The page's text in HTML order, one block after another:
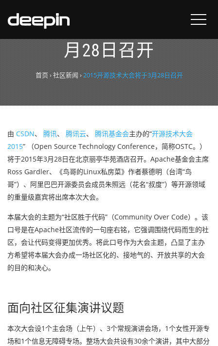
2015开源技术大会将于3
月28日召开
首页›社区新闻›2015开源技术大会将于3月28日召开
由 CSDN、 腾讯、 腾讯云、 腾讯基金会主办的“开源技术大会
2015” （Open Source Technology Conference，简称OSTC。）
将于2015年3月28日在北京丽亭华苑酒店召开。Apache基金会主席
Ross Gardler、《鸟哥的Linux私房菜》作者蔡德明（台湾“鸟
哥”）、阿里巴巴开源委员会成员朱照远（花名“叔度”）等开源领域
的重量级嘉宾将出席本次大会。
本届大会的主题为“社区胜于代码”（Community Over Code）。该
口号是在Apache社区流传的一句座右铭，它强调围绕代码而生的社
区，会让代码变得更加优秀。将此口号作为大会主题，凸显了主办
方希望将本届大会办成一场社区化的、接地气的、开放共享的大会
的目的和决心。
面向社区征集演讲议题
本次大会设1个主会场（上午）、3个常规演讲会场，1个女性开源专
场和1个信息无障碍专场。整场大会共设有30余个演讲，其中大部分